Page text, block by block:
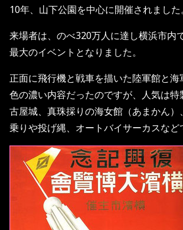
10年、山下公園を中心に開催されました。
来場者は、のべ320万人に達し横浜市内
最大のイベントとなりました。
正面に飛行機と戦車を描いた陸軍館と
色の濃い内容だったのですが、人気は特
古屋城、真珠採りの海女館（あまかん）
乗りや投げ縄、オートバイサーカスなど